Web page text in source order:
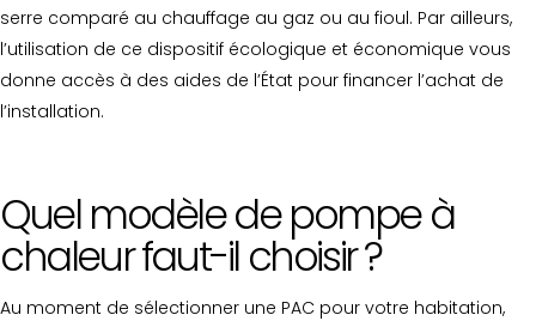
serre comparé au chauffage au gaz ou au fioul. Par ailleurs,
l’utilisation de ce dispositif écologique et économique vous
donne accès à des aides de l’État pour financer l’achat de
l’installation.
Quel modèle de pompe à
chaleur faut-il choisir ?
Au moment de sélectionner une PAC pour votre habitation,